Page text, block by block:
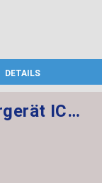
DETAILS
Steuergerät ICM-QL